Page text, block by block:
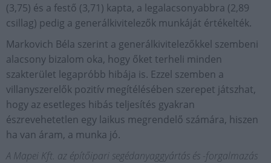
(3,75) és a festő (3,71) kapta, a legalacsonyabbra (2,89
csillag) pedig a generálkivitelezők munkáját értékelték.
Markovich Béla szerint a generálkivitelezőkkel szembeni
alacsony bizalom oka, hogy őket terheli minden
szakterület legapróbb hibája is. Ezzel szemben a
villanyszerelők pozitív megítélésében szerepet játszhat,
hogy az esetleges hibás teljesítés gyakran
észrevehetetlen egy laikus megrendelő számára, hiszen
ha van áram, a munka jó.
A Mapei Kft. az építőipari segédanyaggyártás és -forgalmazás